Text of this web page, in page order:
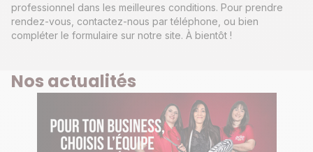
professionnel dans les meilleures conditions. Pour prendre
rendez-vous, contactez-nous par téléphone, ou bien
compléter le formulaire sur notre site. À bientôt !
Nos actualités